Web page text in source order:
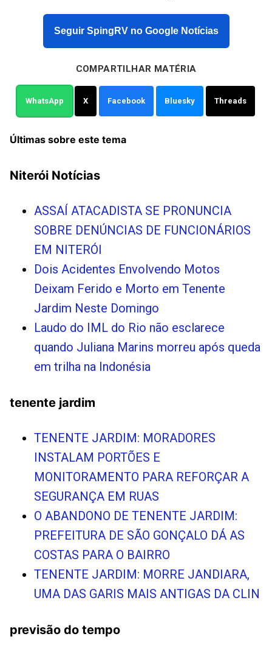
Seguir SpingRV no Google Notícias
COMPARTILHAR MATÉRIA
WhatsApp X Facebook Bluesky Threads
Últimas sobre este tema
Niterói Notícias
ASSAÍ ATACADISTA SE PRONUNCIA
SOBRE DENÚNCIAS DE FUNCIONÁRIOS
EM NITERÓI
Dois Acidentes Envolvendo Motos
Deixam Ferido e Morto em Tenente
Jardim Neste Domingo
Laudo do IML do Rio não esclarece
quando Juliana Marins morreu após queda
em trilha na Indonésia
tenente jardim
TENENTE JARDIM: MORADORES
INSTALAM PORTÕES E
MONITORAMENTO PARA REFORÇAR A
SEGURANÇA EM RUAS
O ABANDONO DE TENENTE JARDIM:
PREFEITURA DE SÃO GONÇALO DÁ AS
COSTAS PARA O BAIRRO
TENENTE JARDIM: MORRE JANDIARA,
UMA DAS GARIS MAIS ANTIGAS DA CLIN
previsão do tempo